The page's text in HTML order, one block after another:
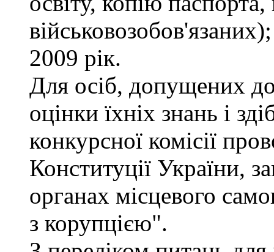
2009 рік.
Для осіб, допущених
оцінки їхніх знань і
конкурсної комісії
Конституції України,
органах місцевого
з корупцією".